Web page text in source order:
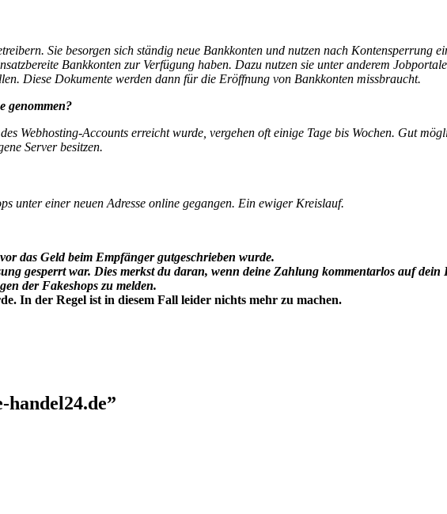
Sie besorgen sich ständig neue Bankkonten und nutzen nach Kontensperrung
Bankkonten zur Verfügung haben. Dazu nutzen sie unter anderem
Diese Dokumente werden dann für die Eröffnung von Bankkonten missbraucht.
genommen?
Webhosting-Accounts erreicht wurde, vergehen oft einige Tage bis Wochen. Gut
Server besitzen.
unter einer neuen Adresse online gegangen. Ein ewiger Kreislauf.
das Geld beim Empfänger gutgeschrieben wurde.
gesperrt war. Dies merkst du daran, wenn deine Zahlung kommentarlos auf dein
der Fakeshops zu melden.
In der Regel ist in diesem Fall leider nichts mehr zu machen.
”